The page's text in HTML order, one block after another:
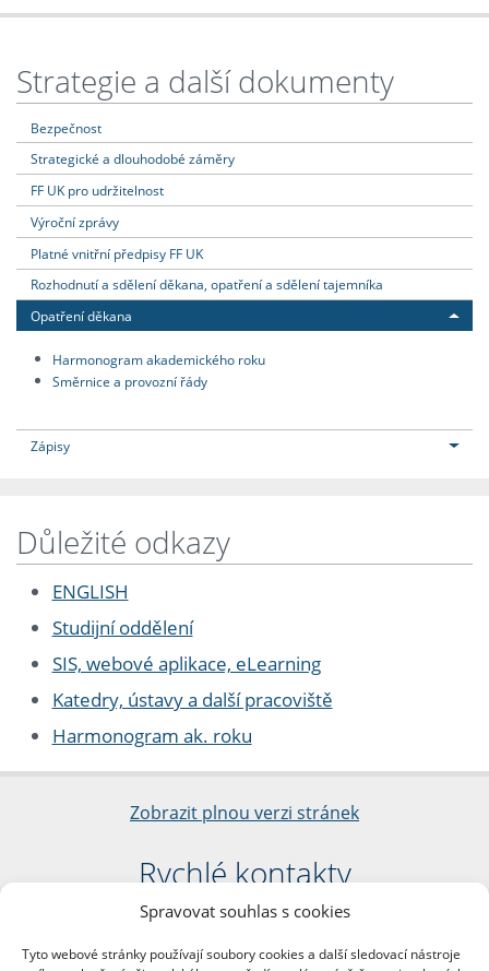
Spravovat souhlas s cookies
Tyto webové stránky používají soubory cookies a další sledovací nástroje
Strategie a další dokumenty
Bezpečnost
Strategické a dlouhodobé záměry
FF UK pro udržitelnost
Výroční zprávy
Platné vnitřní předpisy FF UK
Rozhodnutí a sdělení děkana, opatření a sdělení tajemníka
Opatření děkana
Harmonogram akademického roku
Směrnice a provozní řády
Zápisy
Důležité odkazy
ENGLISH
Studijní oddělení
SIS, webové aplikace, eLearning
Katedry, ústavy a další pracoviště
Harmonogram ak. roku
Zobrazit plnou verzi stránek
Rychlé kontakty
Filozofická fakulta
nám. Jana Palacha 1/2